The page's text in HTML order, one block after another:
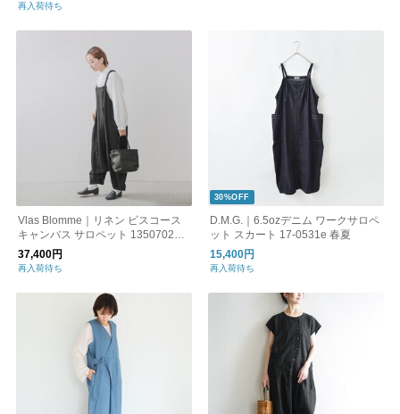
再入荷待ち
Vlas Blomme｜リネン ビスコース
キャンバス サロペット 13507025-
mn
37,400円
再入荷待ち
30%OFF
D.M.G.｜6.5ozデニム ワークサロペ
ット スカート 17-0531e 春夏
15,400円
再入荷待ち